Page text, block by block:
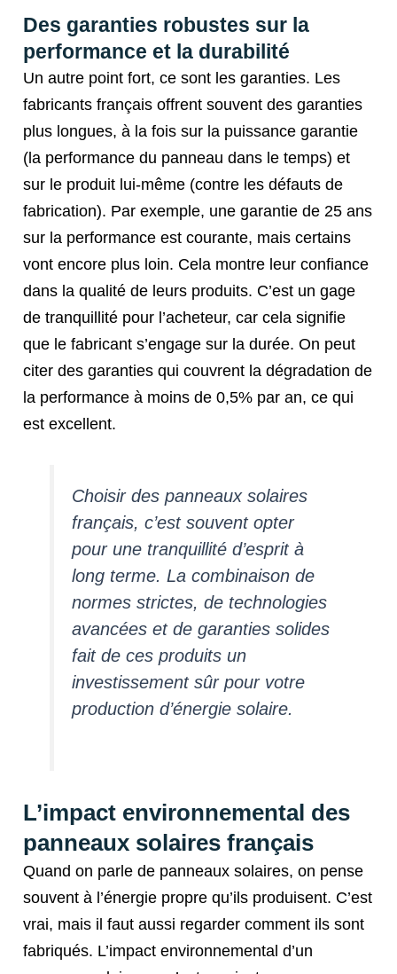
Des garanties robustes sur la
performance et la durabilité
Un autre point fort, ce sont les garanties. Les
fabricants français offrent souvent des garanties
plus longues, à la fois sur la puissance garantie
(la performance du panneau dans le temps) et
sur le produit lui-même (contre les défauts de
fabrication). Par exemple, une garantie de 25 ans
sur la performance est courante, mais certains
vont encore plus loin. Cela montre leur confiance
dans la qualité de leurs produits. C’est un gage
de tranquillité pour l’acheteur, car cela signifie
que le fabricant s’engage sur la durée. On peut
citer des garanties qui couvrent la dégradation de
la performance à moins de 0,5% par an, ce qui
est excellent.
Choisir des panneaux solaires
français, c’est souvent opter
pour une tranquillité d’esprit à
long terme. La combinaison de
normes strictes, de technologies
avancées et de garanties solides
fait de ces produits un
investissement sûr pour votre
production d’énergie solaire.
L’impact environnemental des
panneaux solaires français
Quand on parle de panneaux solaires, on pense
souvent à l’énergie propre qu’ils produisent. C’est
vrai, mais il faut aussi regarder comment ils sont
fabriqués. L’impact environnemental d’un